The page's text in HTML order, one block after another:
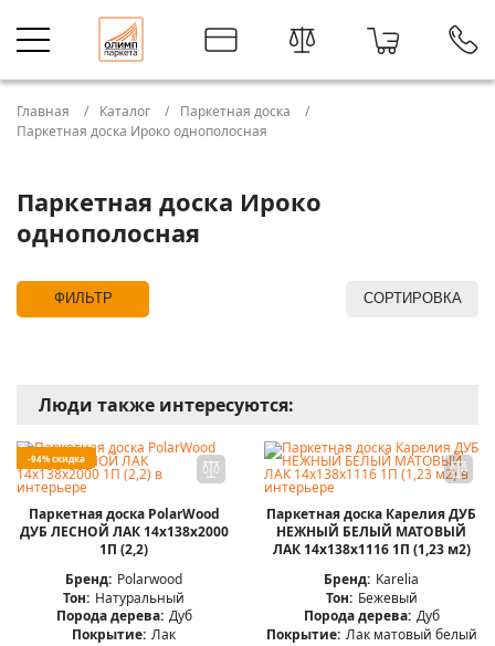
Главная Каталог
Паркетная доска
Паркетная доска Ироко однополосная
Паркетная доска Ироко
однополосная
ФИЛЬТР СОРТИРОВКА
Люди также интересуются:
-94% скидка
Паркетная доска PolarWood
ДУБ ЛЕСНОЙ ЛАК 14x138x2000
1П (2,2)
Бренд: Polarwood
Тон: Натуральный
Порода дерева: Дуб
Покрытие: Лак
Паркетная доска Карелия ДУБ
НЕЖНЫЙ БЕЛЫЙ МАТОВЫЙ
ЛАК 14x138x1116 1П (1,23 м2)
Бренд: Karelia
Тон: Бежевый
Порода дерева: Дуб
Покрытие: Лак матовый белый